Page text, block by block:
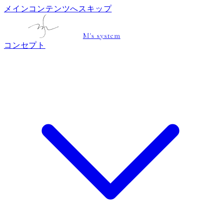
メインコンテンツへスキップ
M's system
コンセプト